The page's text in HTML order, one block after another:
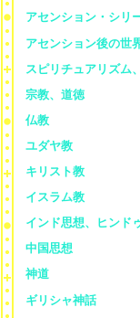
アセンション・シリ
アセンション後の世
スピリチュアリズム
宗教、道徳
仏教
ユダヤ教
キリスト教
イスラム教
インド思想、ヒンド
中国思想
神道
ギリシャ神話